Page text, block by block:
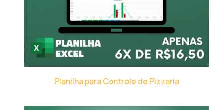
Planilha para Controle de Pizzaria